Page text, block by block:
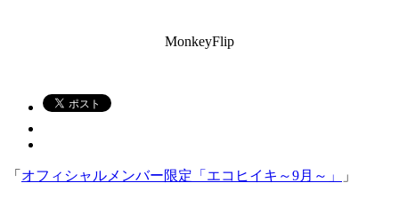
MonkeyFlip
「 オフィシャルメンバー限定「エコヒイキ～9月～」 」